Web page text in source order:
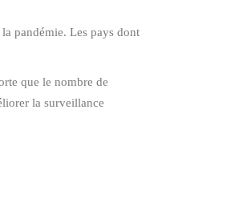
pandémie. Les pays dont
que le nombre de
la surveillance